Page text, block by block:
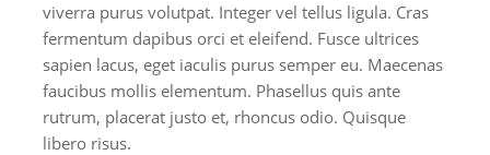
viverra purus volutpat. Integer vel tellus ligula. Cras
fermentum dapibus orci et eleifend. Fusce ultrices
sapien lacus, eget iaculis purus semper eu. Maecenas
faucibus mollis elementum. Phasellus quis ante
rutrum, placerat justo et, rhoncus odio. Quisque
libero risus.